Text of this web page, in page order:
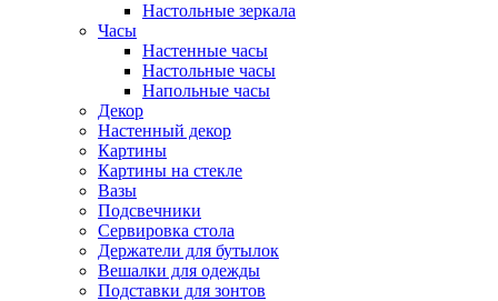
Настольные зеркала
Часы
Настенные часы
Настольные часы
Напольные часы
Декор
Настенный декор
Картины
Картины на стекле
Вазы
Подсвечники
Сервировка стола
Держатели для бутылок
Вешалки для одежды
Подставки для зонтов